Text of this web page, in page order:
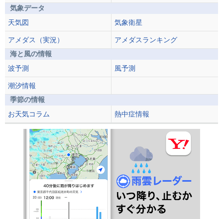
気象データ
天気図
気象衛星
アメダス（実況）
アメダスランキング
海と風の情報
波予測
風予測
潮汐情報
季節の情報
お天気コラム
熱中症情報